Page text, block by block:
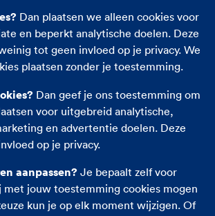
Dan plaatsen we alleen cookies voor
en beperkt analytische doelen. Deze
tot geen invloed op je privacy. We
plaatsen zonder je toestemming.
Dan geef je ons toestemming om
voor uitgebreid analytische,
en advertentie doelen. Deze
op je privacy.
aanpassen? Je bepaalt zelf voor
jouw toestemming cookies mogen
kun je op elk moment wijzigen. Of